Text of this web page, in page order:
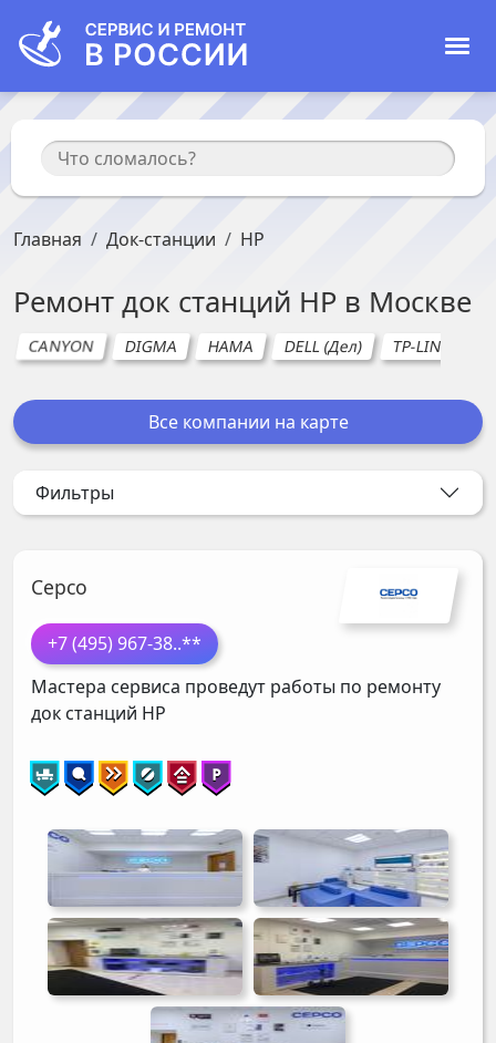
Главная Док-станции HP
Ремонт док станций HP в Москве
CANYON DIGMA HAMA DELL (Дел) TP-LINK
Все компании на карте
Фильтры
Серсо
+7 (495) 967-38..**
Мастера сервиса проведут работы по ремонту
док станций HP